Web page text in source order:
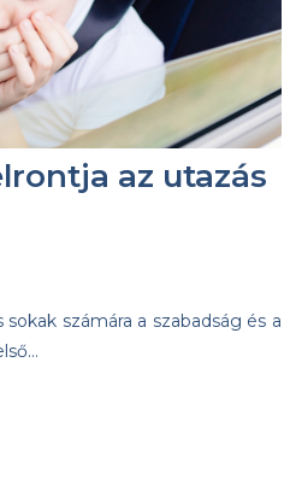
az utazás
számára a szabadság és a